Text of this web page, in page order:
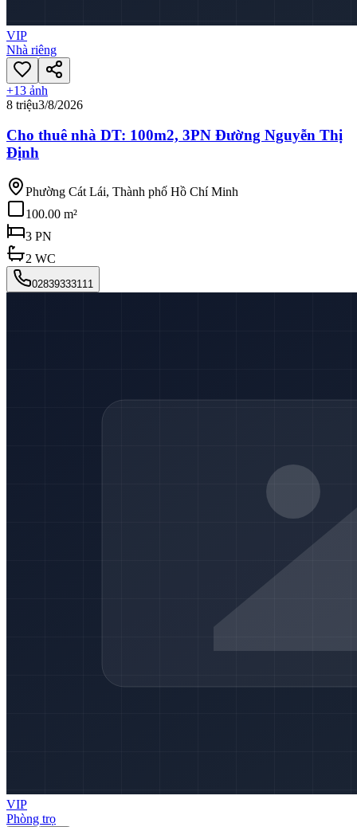
VIP
Nhà riêng
+13 ảnh
8 triệu3/8/2026
Cho thuê nhà DT: 100m2, 3PN Đường Nguyễn Thị
Định
Phường Cát Lái, Thành phố Hồ Chí Minh
100.00 m²
3 PN
2 WC
02839333111
VIP
Phòng trọ